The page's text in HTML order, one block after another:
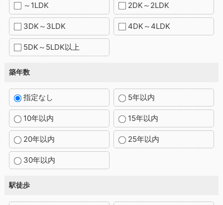
～1LDK 2DK～2LDK
3DK～3LDK 4DK～4LDK
5DK～5LDK以上
築年数
指定なし 5年以内
10年以内 15年以内
20年以内 25年以内
30年以内
駅徒歩